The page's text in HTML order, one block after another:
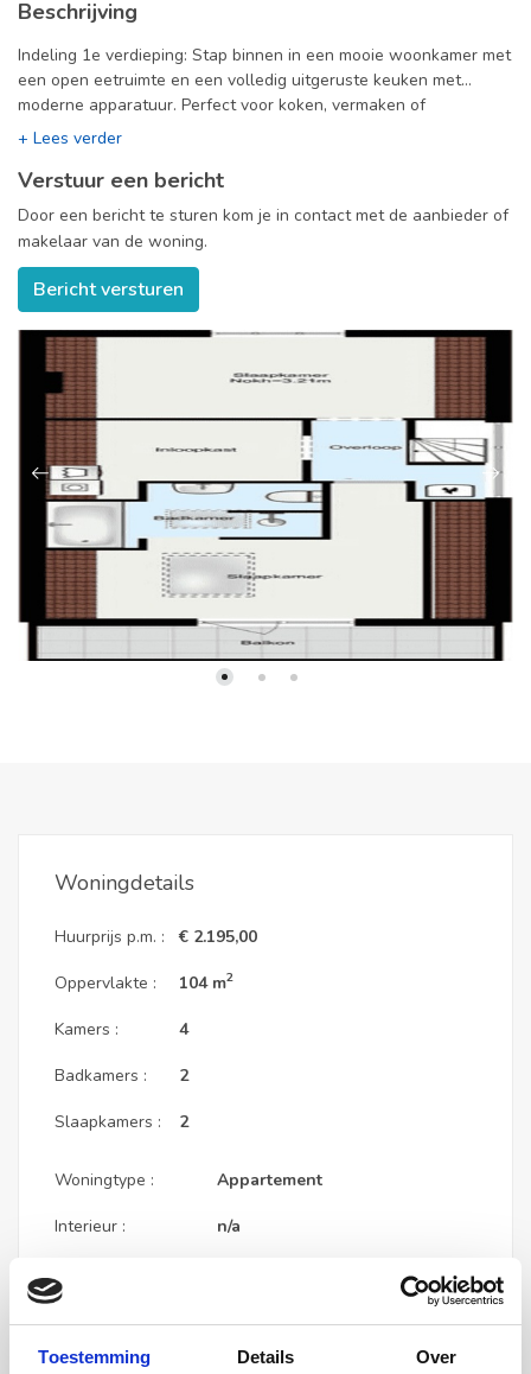
Toestemming Details Over
Beschrijving
Indeling 1e verdieping: Stap binnen in een mooie woonkamer met
een open eetruimte en een volledig uitgeruste keuken met
moderne apparatuur. Perfect voor koken, vermaken of
ontspannen thuis. Het aangrenzende balkon biedt een gezellige
middag te genieten. 2e verdieping: Het appartement beschikt
over twee ruime slaapkamers, die flexibiliteit bieden voor zowel
wonen als werken. Bovendien het appartement overeen handige
luxe inloopkast voor het opbergen van uw kleding. De badkamer
die bereikbaar i vanuit de masterbedroom is elegant ontworpen,
compleet met een ligbad, toilet en inloopdouche voor een
luxueuze dagelijkse ervaring. •Studenten: Niet toegestaan
Verstuur een bericht
Door een bericht te sturen kom je in contact met de aanbieder of
makelaar van de woning.
Bericht versturen
Woningdetails
Huurprijs p.m. :
Oppervlakte :
Kamers :
Badkamers :
Slaapkamers :
€ 2.195,00
104 m2
4
2
2
Woningtype :
Interieur :
Huisgenoot :
Appartement
n/a